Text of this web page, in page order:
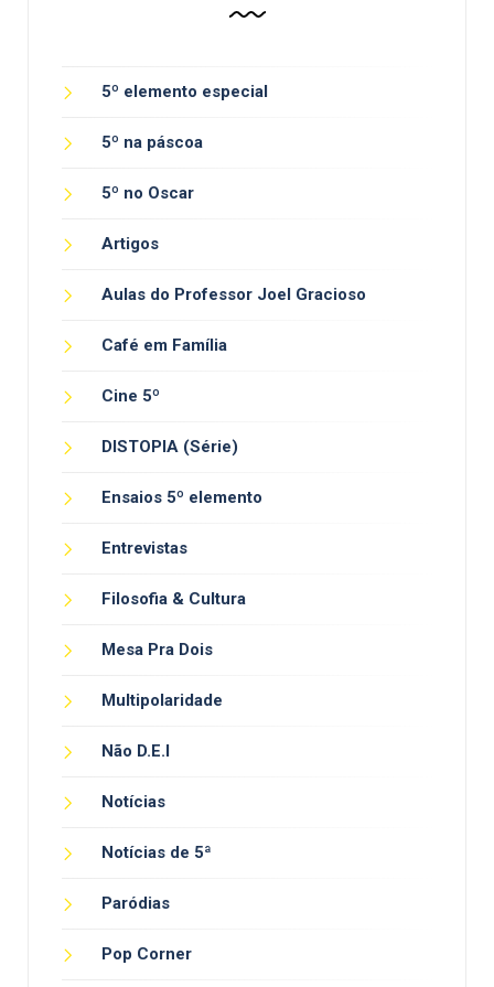
5º elemento especial
5º na páscoa
5º no Oscar
Artigos
Aulas do Professor Joel Gracioso
Café em Família
Cine 5º
DISTOPIA (Série)
Ensaios 5º elemento
Entrevistas
Filosofia & Cultura
Mesa Pra Dois
Multipolaridade
Não D.E.I
Notícias
Notícias de 5ª
Paródias
Pop Corner